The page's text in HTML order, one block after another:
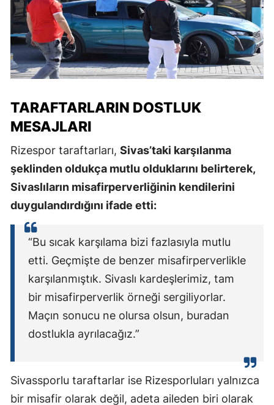
TARAFTARLARIN DOSTLUK
MESAJLARI
Rizespor taraftarları, Sivas’taki karşılanma
şeklinden oldukça mutlu olduklarını belirterek,
Sivaslıların misafirperverliğinin kendilerini
duygulandırdığını ifade etti:
“Bu sıcak karşılama bizi fazlasıyla mutlu
etti. Geçmişte de benzer misafirperverlikle
karşılanmıştık. Sivaslı kardeşlerimiz, tam
bir misafirperverlik örneği sergiliyorlar.
Maçın sonucu ne olursa olsun, buradan
dostlukla ayrılacağız.”
Sivassporlu taraftarlar ise Rizesporluları yalnızca
bir misafir olarak değil, adeta aileden biri olarak